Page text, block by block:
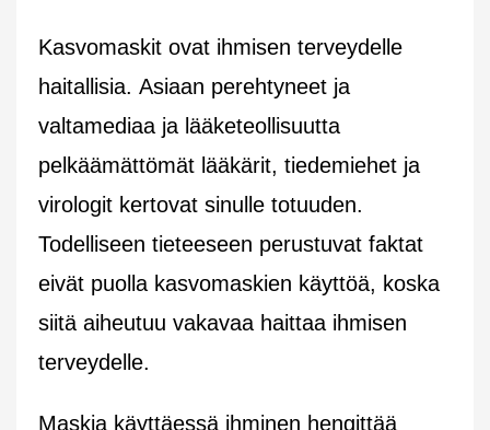
Kasvomaskit ovat ihmisen terveydelle
haitallisia. Asiaan perehtyneet ja
valtamediaa ja lääketeollisuutta
pelkäämättömät lääkärit, tiedemiehet ja
virologit kertovat sinulle totuuden.
Todelliseen tieteeseen perustuvat faktat
eivät puolla kasvomaskien käyttöä, koska
siitä aiheutuu vakavaa haittaa ihmisen
terveydelle.
Maskia käyttäessä ihminen hengittää